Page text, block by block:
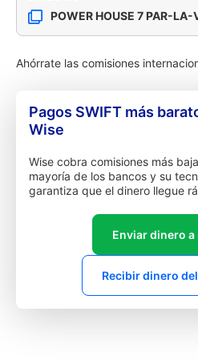
POWER HOUSE 7 PAR-LA-
Ahórrate las comisiones
Pagos SWIFT más
Wise
Wise cobra comisiones más
mayoría de los bancos y su
garantiza que el dinero llegue
Enviar dinero a
Recibir dinero